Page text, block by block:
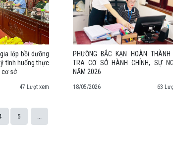
lớp bồi dưỡng
tình huống thực
cơ sở
47 Lượt xem
PHƯỜNG BẮC KẠN HOÀN THÀNH
TRA CƠ SỞ HÀNH CHÍNH, SỰ
NĂM 2026
18/05/2026 63
5 ...